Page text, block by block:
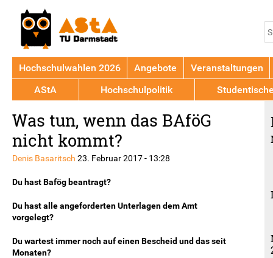
to
top
Was tun, wenn das BAföG
nicht kommt?
Denis Basaritsch 23. Februar 2017 - 13:28
Du hast Bafög beantragt?
Du hast alle angeforderten Unterlagen dem Amt
vorgelegt?
Du wartest immer noch auf einen Bescheid und das seit
Monaten?
Hochschulwahlen 2026 Angebote
Veranstaltungen
AStA
Hochschulpolitik